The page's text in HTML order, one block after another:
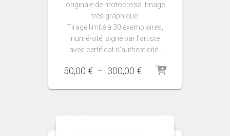
originale de motocross. Image
très graphique.
Tirage limité à 30 exemplaires,
numéroté, signé par l’artiste
avec certificat d’authenticité .
50,00 € – 300,00 €Plage
prix :